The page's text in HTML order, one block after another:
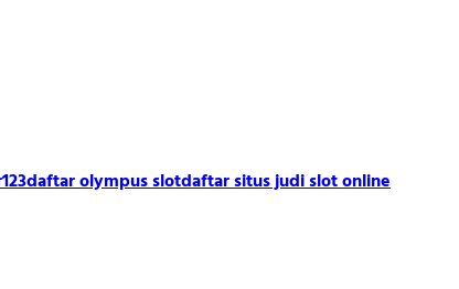
daftar olympus slotdaftar situs judi slot online